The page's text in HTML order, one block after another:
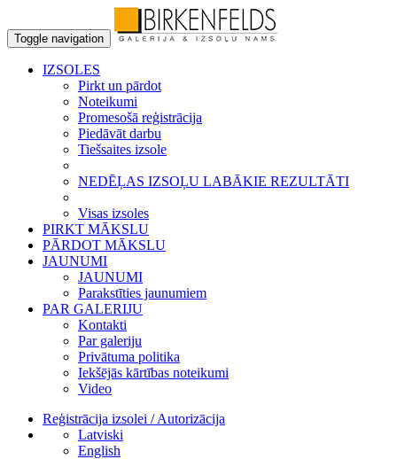
Toggle navigation
IZSOLES
Pirkt un pārdot
Noteikumi
Promesošā reģistrācija
Piedāvāt darbu
Tiešsaites izsole
NEDĒĻAS IZSOĻU LABĀKIE REZULTĀTI
Visas izsoles
PIRKT MĀKSLU
PĀRDOT MĀKSLU
JAUNUMI
JAUNUMI
Parakstīties jaunumiem
PAR GALERIJU
Kontakti
Par galeriju
Privātuma politika
Iekšējās kārtības noteikumi
Video
Reģistrācija izsolei / Autorizācija
Latviski
English